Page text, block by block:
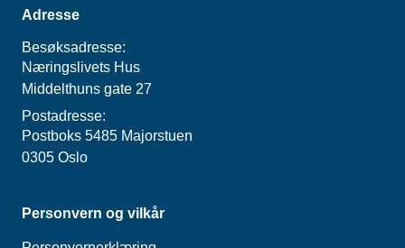
Adresse
Besøksadresse:
Næringslivets Hus
Middelthuns gate 27
Postadresse:
Postboks 5485 Majorstuen
0305 Oslo
Personvern og vilkår